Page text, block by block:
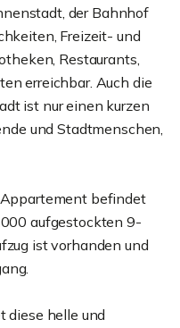
der Bahnhof
Freizeit- und
Restaurants,
erreichbar. Auch die
ist nur einen kurzen
und Stadtmenschen,
befindet
aufgestockten 9-
ist vorhanden und
diese helle und